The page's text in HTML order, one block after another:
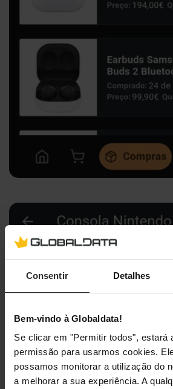
Consentir Detalhes
Bem-vindo à Globaldata!
Se clicar em "Permitir todos", estará
permissão para usarmos cookies.
possamos monitorar a utilização do
a melhorar a sua experiência. A